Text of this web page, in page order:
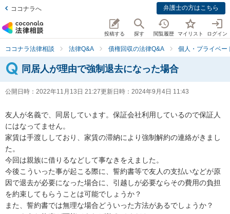
ココナラへ 弁護士の方はこちら
投稿する 探す 閲覧履歴 マイリスト ログイン
ココナラ法律相談 法律Q&A 債権回収の法律Q&A 個人・プライベー
同居人が理由で強制退去になった場合
公開日時： 2022年11月13日 21:27更新日時： 2024年9月4日 11:43
友人が名義で、同居しています。保証会社利用しているので保証人
にはなってません。
家賃は手渡ししており、家賃の滞納により強制解約の連絡がきまし
た。
今回は親族に借りるなどして事なきをえました。
今後こういった事が起こる際に、誓約書等で友人の支払いなどが原
因で退去が必要になった場合に、引越しが必要ならその費用の負担
を約束してもらうことは可能でしょうか？
また、誓約書では無理な場合どういった方法があるでしょうか？